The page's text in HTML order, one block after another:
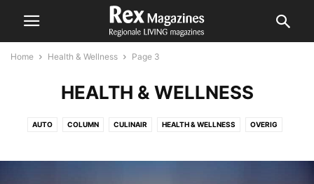
Home Health & Wellness Page 3
HEALTH & WELLNESS
AUTO COLUMN CULINAIR HEALTH & WELLNESS OVERIG